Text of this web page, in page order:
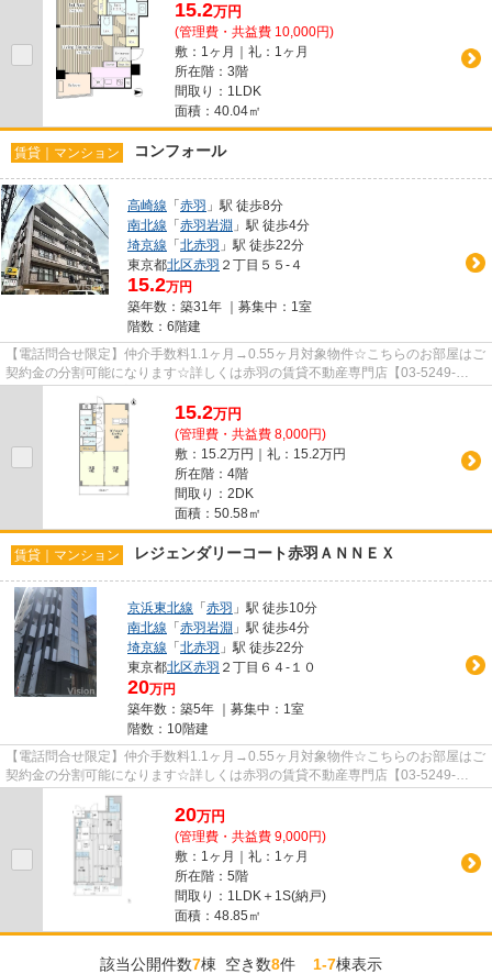
15.2万円
(管理費・共益費 10,000円)
敷：1ヶ月｜礼：1ヶ月
所在階：3階
間取り：1LDK
面積：40.04㎡
賃貸｜マンション コンフォール
高崎線 「赤羽 」駅 徒歩8分
南北線 「赤羽岩淵 」駅 徒歩4分
埼京線 「北赤羽 」駅 徒歩22分
東京都北区赤羽 ２丁目５５-４
15.2万円
築年数：築31年 ｜募集中： 1室
階数：6階建
【電話問合せ限定】仲介手数料1.1ヶ月→0.55ヶ月対象物件☆こちらのお部屋はご
契約金の分割可能になります☆詳しくは赤羽の賃貸不動産専門店【03-5249-
4177】VISION赤羽店までご連絡下さ...
15.2万円
(管理費・共益費 8,000円)
敷：15.2万円｜礼：15.2万円
所在階：4階
間取り：2DK
面積：50.58㎡
賃貸｜マンション レジェンダリーコート赤羽ＡＮＮＥＸ
京浜東北線 「赤羽 」駅 徒歩10分
南北線 「赤羽岩淵 」駅 徒歩4分
埼京線 「北赤羽 」駅 徒歩22分
東京都北区赤羽 ２丁目６４-１０
20万円
築年数：築5年 ｜募集中： 1室
階数：10階建
【電話問合せ限定】仲介手数料1.1ヶ月→0.55ヶ月対象物件☆こちらのお部屋はご
契約金の分割可能になります☆詳しくは赤羽の賃貸不動産専門店【03-5249-
4177】VISION赤羽店までご連絡下さ...
20万円
(管理費・共益費 9,000円)
敷：1ヶ月｜礼：1ヶ月
所在階：5階
間取り：1LDK＋1S(納戸)
面積：48.85㎡
該当公開件数7棟 空き数8件1-7棟表示